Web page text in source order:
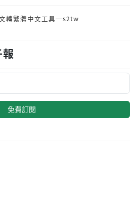
轉繁體中文工具─s2tw
免費訂閱